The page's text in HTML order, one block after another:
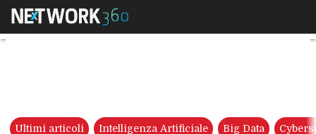
Cyber attacchi: uno scenario
Ultimi articoli Intelligenza Artificiale Big Data